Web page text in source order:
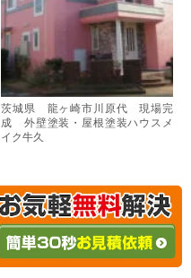
茨城県 龍ヶ崎市川原代 現場完
成 外壁塗装・屋根塗装ハウスメ
イク牛久